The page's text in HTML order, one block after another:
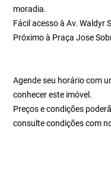
moradia.
Fácil acesso à Av. Waldyr
Próximo à Praça Jose
Agende seu horário com
conhecer este imóvel.
Preços e condições
consulte condições com